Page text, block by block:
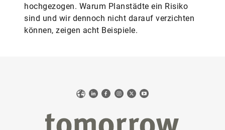
hochgezogen. Warum Planstädte ein Risiko
sind und wir dennoch nicht darauf verzichten
können, zeigen acht Beispiele.
WebLinkedIn
Facebook
Instagram
X YouTube